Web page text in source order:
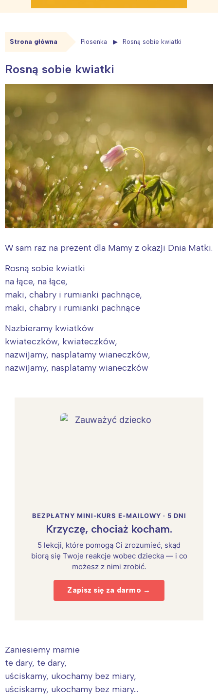
Strona główna Piosenka Rosną sobie kwiatki
Rosną sobie kwiatki
W sam raz na prezent dla Mamy z okazji Dnia Matki.
Rosną sobie kwiatki
na łące, na łące,
maki, chabry i rumianki pachnące,
maki, chabry i rumianki pachnące
Nazbieramy kwiatków
kwiateczków, kwiateczków,
nazwijamy, nasplatamy wianeczków,
nazwijamy, nasplatamy wianeczków
BEZPŁATNY MINI-KURS E-MAILOWY · 5 DNI
Krzyczę, chociaż kocham.
5 lekcji, które pomogą Ci zrozumieć, skąd
biorą się Twoje reakcje wobec dziecka — i co
możesz z nimi zrobić.
Zapisz się za darmo →
Zaniesiemy mamie
te dary, te dary,
uściskamy, ukochamy bez miary,
uściskamy, ukochamy bez miary…